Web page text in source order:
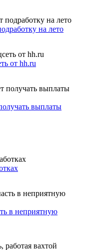
на лето
от hh.ru
выплаты
в неприятную